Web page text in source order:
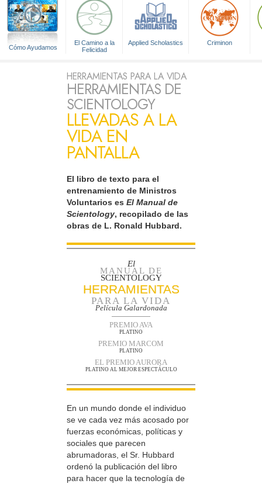
Cómo Ayudamos
El Camino a la
Felicidad
Applied Scholastics Criminon
HERRAMIENTAS PARA LA VIDA
HERRAMIENTAS DE
SCIENTOLOGY
LLEVADAS A LA
VIDA EN
PANTALLA
El libro de texto para el
entrenamiento de Ministros
Voluntarios es El Manual de
Scientology, recopilado de las
obras de L. Ronald Hubbard.
El
MANUAL DE
SCIENTOLOGY
HERRAMIENTAS
PARA LA VIDA
Película Galardonada
PREMIO AVA
PLATINO
PREMIO MARCOM
PLATINO
EL PREMIO AURORA
PLATINO AL MEJOR ESPECTÁCULO
En un mundo donde el individuo
se ve cada vez más acosado por
fuerzas económicas, políticas y
sociales que parecen
abrumadoras, el Sr. Hubbard
ordenó la publicación del libro
para hacer que la tecnología de